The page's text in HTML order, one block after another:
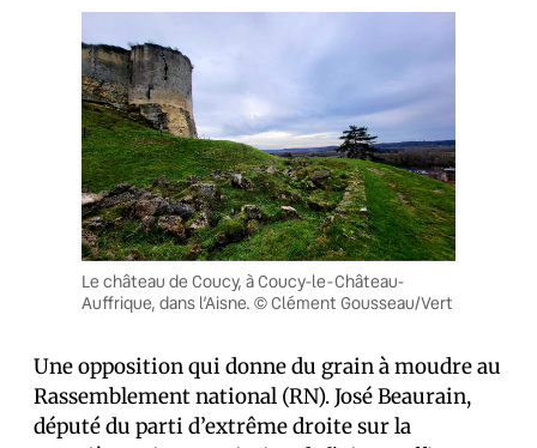
Le château de Coucy, à Coucy-le-Château-
Auffrique, dans l’Aisne. © Clément Gousseau/Vert
Une opposition qui donne du grain à moudre au
Rassemblement national (RN). José Beaurain,
député du parti d’extrême droite sur la